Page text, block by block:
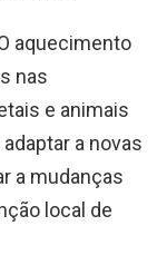
aquecimento
nas
e animais
a novas
a mudanças
local de